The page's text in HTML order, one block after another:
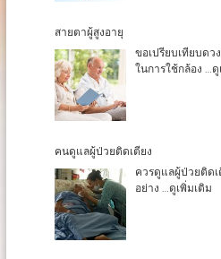
บริการดูแลผู้ป่วย
สายตาผู้สูงอายุ
ขอเปรียบเทียบดว
ในการใช้กล้อง…ดู
คนดูแลผู้ป่วยติดเตียง
ควรดูแลผู้ป่วยติด
อย่าง…ดูเพิ่มเติม